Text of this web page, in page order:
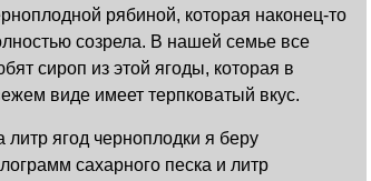
рябиной, которая наконец-то
созрела. В нашей семье все
сироп из этой ягоды, которая в
виде имеет терпковатый вкус.
литр ягод черноплодки я беру
сахарного песка и литр